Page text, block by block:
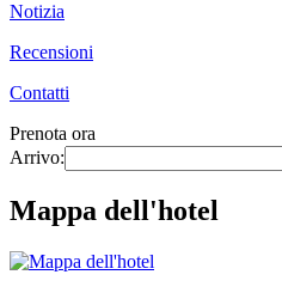
Notizia
Recensioni
Contatti
Prenota ora
Arrivo:
Mappa dell'hotel